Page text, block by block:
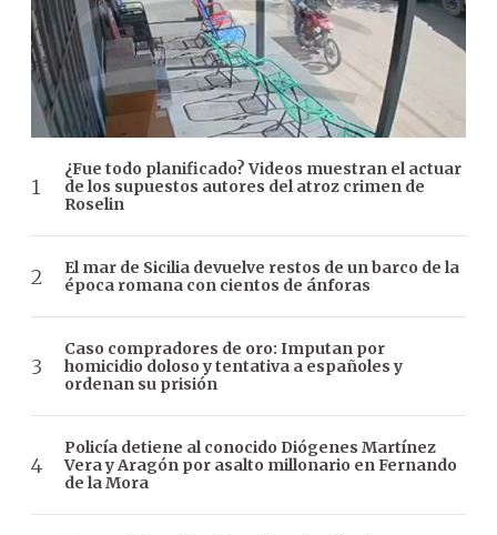
¿Fue todo planificado? Videos muestran el actuar
de los supuestos autores del atroz crimen de
Roselin
El mar de Sicilia devuelve restos de un barco de la
época romana con cientos de ánforas
Caso compradores de oro: Imputan por
homicidio doloso y tentativa a españoles y
ordenan su prisión
Policía detiene al conocido Diógenes Martínez
Vera y Aragón por asalto millonario en Fernando
de la Mora